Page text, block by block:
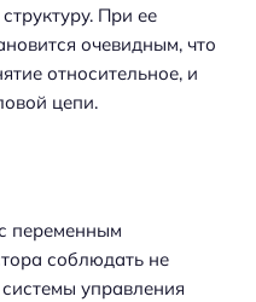
При ее
очевидным, что
относительное, и
цепи.
переменным
соблюдать не
управления